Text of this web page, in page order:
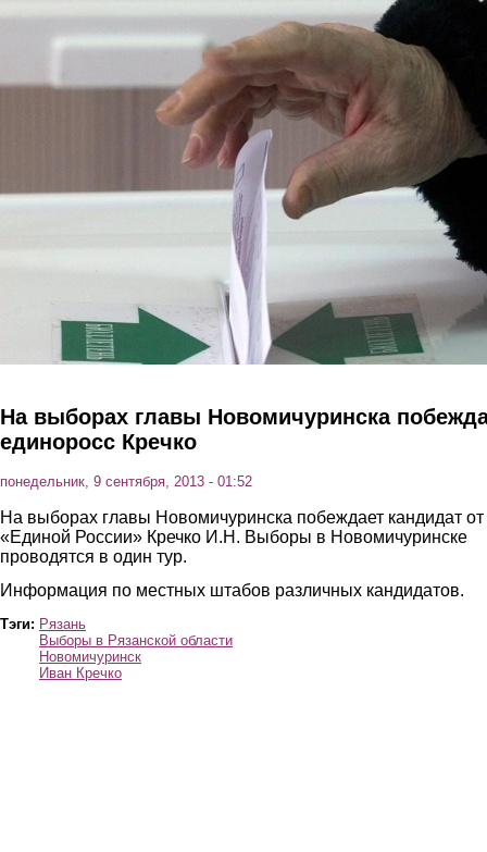
На выборах главы Новомичуринска
единоросс Кречко
понедельник, 9 сентября, 2013 - 01:52
На выборах главы Новомичуринска побеждает кандидат от
«Единой России» Кречко И.Н. Выборы в Новомичуринске
проводятся в один тур.
Информация по местных штабов различных кандидатов.
Тэги: Рязань
Выборы в Рязанской области
Новомичуринск
Иван Кречко